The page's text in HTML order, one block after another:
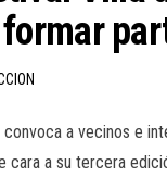
convoca a vecinos e
cara a su tercera